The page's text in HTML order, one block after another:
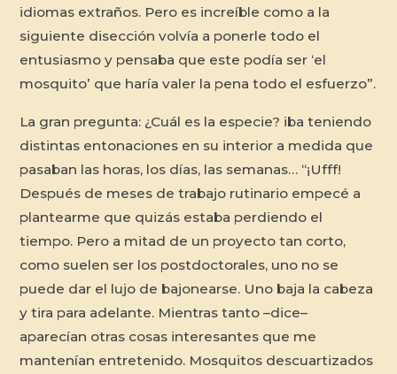
idiomas extraños. Pero es increíble como a la
siguiente disección volvía a ponerle todo el
entusiasmo y pensaba que este podía ser ‘el
mosquito’ que haría valer la pena todo el esfuerzo”.
La gran pregunta: ¿Cuál es la especie? iba teniendo
distintas entonaciones en su interior a medida que
pasaban las horas, los días, las semanas… “¡Ufff!
Después de meses de trabajo rutinario empecé a
plantearme que quizás estaba perdiendo el
tiempo. Pero a mitad de un proyecto tan corto,
como suelen ser los postdoctorales, uno no se
puede dar el lujo de bajonearse. Uno baja la cabeza
y tira para adelante. Mientras tanto –dice–
aparecían otras cosas interesantes que me
mantenían entretenido. Mosquitos descuartizados